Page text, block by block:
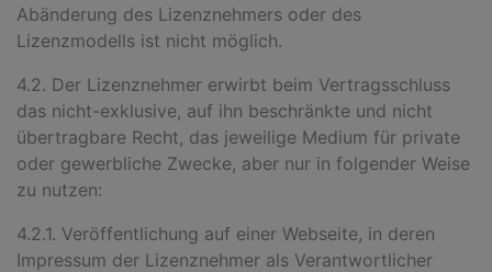
Abänderung des Lizenznehmers oder des
Lizenzmodells ist nicht möglich.
4.2. Der Lizenznehmer erwirbt beim Vertragsschluss
das nicht-exklusive, auf ihn beschränkte und nicht
übertragbare Recht, das jeweilige Medium für private
oder gewerbliche Zwecke, aber nur in folgender Weise
zu nutzen:
4.2.1. Veröffentlichung auf einer Webseite, in deren
Impressum der Lizenznehmer als Verantwortlicher